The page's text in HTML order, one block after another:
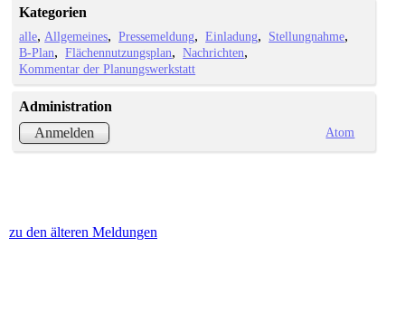
Kategorien
alle Allgemeines Pressemeldung Einladung
Stellungnahme
B-Plan
Flächennutzungsplan
Nachrichten
Kommentar der Planungswerkstatt
Administration
Anmelden
Atom
zu den älteren Meldungen